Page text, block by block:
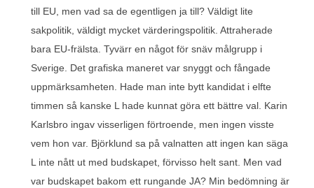
till EU, men vad sa de egentligen ja till? Väldigt lite
sakpolitik, väldigt mycket värderingspolitik. Attraherade
bara EU-frälsta. Tyvärr en något för snäv målgrupp i
Sverige. Det grafiska maneret var snyggt och fångade
uppmärksamheten. Hade man inte bytt kandidat i elfte
timmen så kanske L hade kunnat göra ett bättre val. Karin
Karlsbro ingav visserligen förtroende, men ingen visste
vem hon var. Björklund sa på valnatten att ingen kan säga
L inte nått ut med budskapet, förvisso helt sant. Men vad
var budskapet bakom ett rungande JA? Min bedömning är